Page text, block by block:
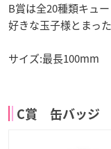
B賞は全20種類キュ
好きな玉子様とまっ
サイズ:最長100mm
C賞 缶バッジ